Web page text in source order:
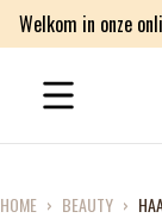
HOME › BEAUTY ›